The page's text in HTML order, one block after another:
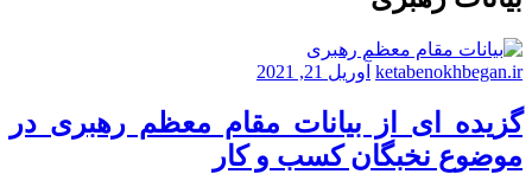
ketabenokhbegan.ir آوریل 21, 2021
گزیده ای از بیانات مقام معظم رهبری در
موضوع نخبگان کسب و کار